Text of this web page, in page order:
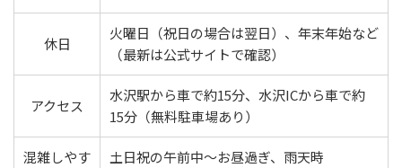
休日
火曜日（祝日の場合は翌日）、年末年始など
（最新は公式サイトで確認）
アクセス
水沢駅から車で約15分、水沢ICから車で約
15分（無料駐車場あり）
混雑しやす
土日祝の午前中〜お昼過ぎ、雨天時